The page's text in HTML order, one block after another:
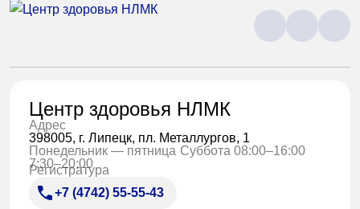
Центр здоровья НЛМК
Адрес
398005, г. Липецк, пл. Металлургов, 1
Понедельник — пятница
7:30–20:00
Суббота 08:00–16:00
Регистратура
+7 (4742) 55-55-43